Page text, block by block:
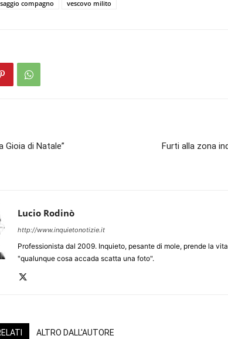
saggio compagno vescovo milito
Gioia di Natale”
Furti alla zona
Lucio Rodinò
http://www.inquietonotizie.it
Professionista dal 2009. Inquieto, pesante di mole, prende la
"qualunque cosa accada scatta una foto".
ALTRO DALL'AUTORE